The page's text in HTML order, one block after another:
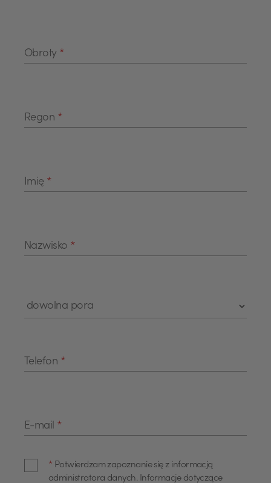
Obroty *
Regon *
Imię *
Nazwisko *
Telefon *
E-mail *
* Potwierdzam zapoznanie się z informacją
administratora danych. Informacje dotyczące